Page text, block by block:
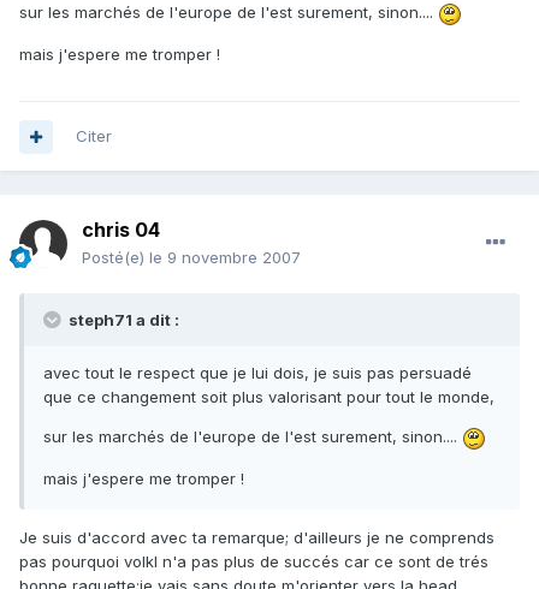
sur les marchés de l'europe de l'est surement, sinon....
mais j'espere me tromper !
Citer
chris 04
Posté(e) le 9 novembre 2007
steph71 a dit :
avec tout le respect que je lui dois, je suis pas persuadé
que ce changement soit plus valorisant pour tout le monde,
sur les marchés de l'europe de l'est surement, sinon....
mais j'espere me tromper !
Je suis d'accord avec ta remarque; d'ailleurs je ne comprends
pas pourquoi volkl n'a pas plus de succés car ce sont de trés